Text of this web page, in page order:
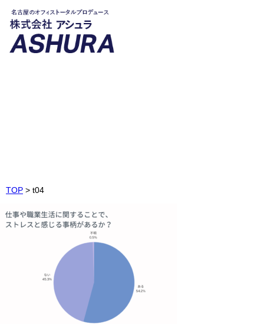
TOP > t04